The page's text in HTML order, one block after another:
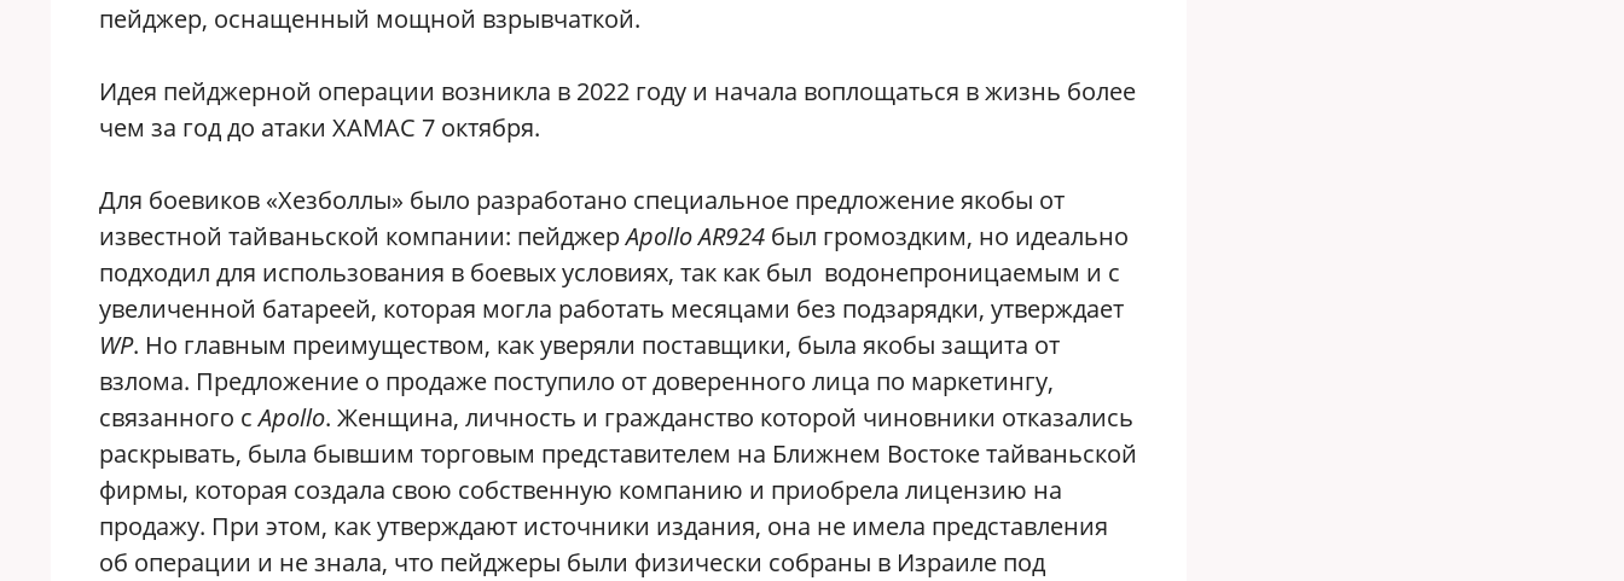
пейджер, оснащенный мощной взрывчаткой.
Идея пейджерной операции возникла в 2022 году и начала воплощаться в жизнь более
чем за год до атаки ХАМАС 7 октября.
Для боевиков «Хезболлы» было разработано специальное предложение якобы от
известной тайваньской компании: пейджерApollo AR924 был громоздким, но идеально
подходил для использования в боевых условиях, так как был водонепроницаемым и с
увеличенной батареей, которая могла работать месяцами без подзарядки, утверждает
WP. Но главным преимуществом, как уверяли поставщики, была якобы защита от
взлома. Предложение о продаже поступило от доверенного лица по маркетингу,
связанного сApollo. Женщина, личность и гражданство которой чиновники отказались
раскрывать, была бывшим торговым представителем на Ближнем Востоке тайваньской
фирмы, которая создала свою собственную компанию и приобрела лицензию на
продажу. При этом, как утверждают источники издания, она не имела представления
об операции и не знала, что пейджеры были физически собраны в Израиле под